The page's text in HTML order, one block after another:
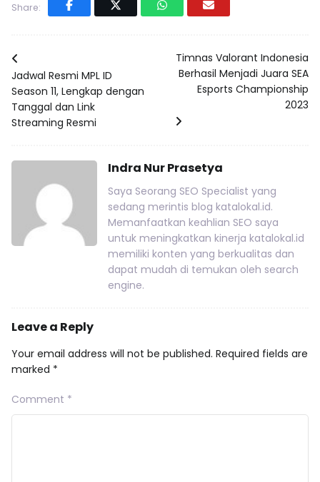
Share:
Jadwal Resmi MPL ID
Season 11, Lengkap dengan
Tanggal dan Link
Streaming Resmi
Timnas Valorant Indonesia
Berhasil Menjadi Juara SEA
Esports Championship
2023
Indra Nur Prasetya
Saya Seorang SEO Specialist yang
sedang merintis blog katalokal.id.
Memanfaatkan keahlian SEO saya
untuk meningkatkan kinerja katalokal.id
memiliki konten yang berkualitas dan
dapat mudah di temukan oleh search
engine.
Leave a Reply
Your email address will not be published. Required fields are
marked *
Comment *